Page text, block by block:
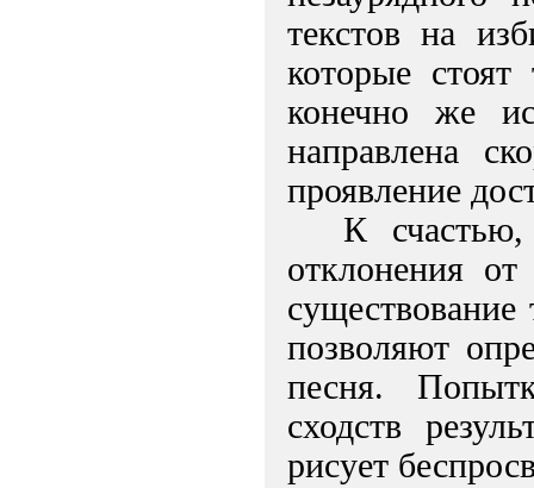
текстов на
которые
конечно же
направлена
проявление
К
отклонения
позволяют
песня.
сходств
рисует